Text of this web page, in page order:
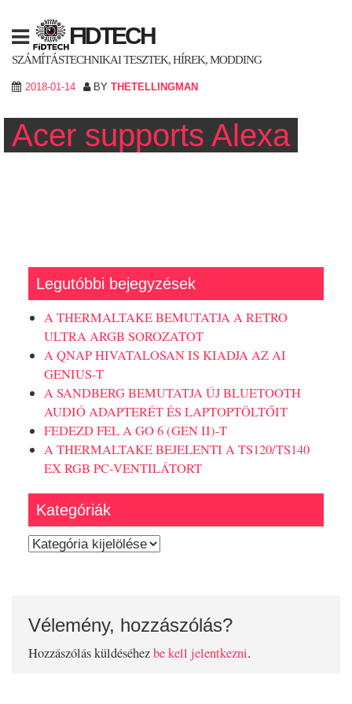
content
FIDTECH
SZÁMÍTÁSTECHNIKAI TESZTEK, HÍREK, MODDING
2018-01-14 BY THETELLINGMAN
Acer supports Alexa
Legutóbbi bejegyzések
A THERMALTAKE BEMUTATJA A RETRO
ULTRA ARGB SOROZATOT
A QNAP HIVATALOSAN IS KIADJA AZ AI
GENIUS-T
A SANDBERG BEMUTATJA ÚJ BLUETOOTH
AUDIÓ ADAPTERÉT ÉS LAPTOPTÖLTŐIT
FEDEZD FEL A GO 6 (GEN II)-T
A THERMALTAKE BEJELENTI A TS120/TS140
EX RGB PC-VENTILÁTORT
Kategóriák
Kategóriák
Vélemény, hozzászólás?
Hozzászólás küldéséhezbe kell jelentkezni.